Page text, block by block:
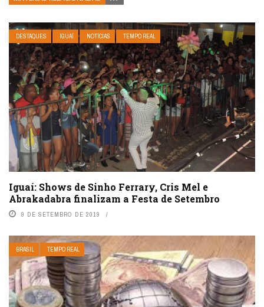
DESTAQUES IGUAÍ NOTÍCIAS TEMPO REAL
Iguaí: Shows de Sinho Ferrary, Cris Mel e
Abrakadabra finalizam a Festa de Setembro
9 DE SETEMBRO DE 2019
BRASIL TEMPO REAL